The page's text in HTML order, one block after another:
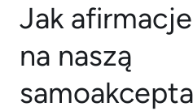
Jak
na naszą